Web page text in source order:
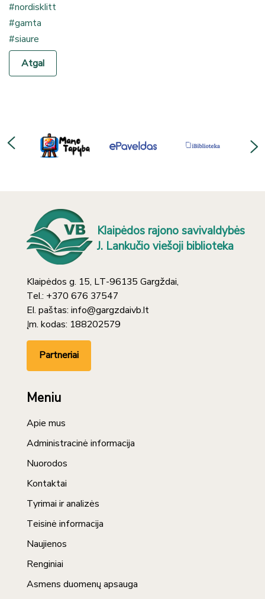
#nordisklitt
#gamta
#siaure
Atgal
Klaipėdos rajono savivaldybės
J. Lankučio viešoji biblioteka
Klaipėdos g. 15, LT-96135 Gargždai,
Tel.: +370 676 37547
El. paštas: info@gargzdaivb.lt
Įm. kodas: 188202579
Partneriai
Meniu
Apie mus
Administracinė informacija
Nuorodos
Kontaktai
Tyrimai ir analizės
Teisinė informacija
Naujienos
Renginiai
Asmens duomenų apsauga